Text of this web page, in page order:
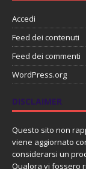
Accedi
Feed dei contenuti
Feed dei commenti
WordPress.org
DISCLAIMER
Questo sito non
viene aggiornato
considerarsi un
Qualora vi fossero